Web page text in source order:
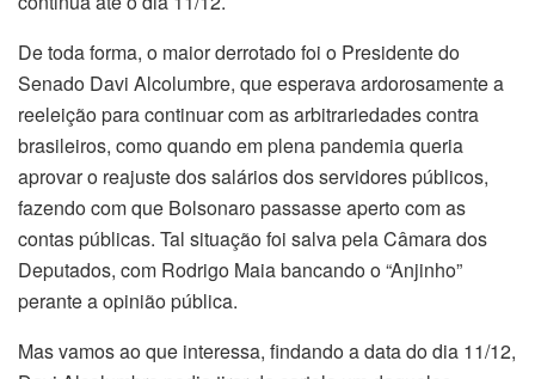
De toda forma, o maior derrotado foi o Presidente do
Senado Davi Alcolumbre, que esperava ardorosamente a
reeleição para continuar com as arbitrariedades contra
brasileiros, como quando em plena pandemia queria
aprovar o reajuste dos salários dos servidores públicos,
fazendo com que Bolsonaro passasse aperto com as
contas públicas. Tal situação foi salva pela Câmara dos
Deputados, com Rodrigo Maia bancando o “Anjinho”
perante a opinião pública.
Mas vamos ao que interessa, findando a data do dia 11/12,